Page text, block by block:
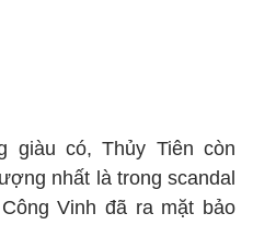
giàu có, Thủy Tiên còn
nhất là trong scandal
Vinh đã ra mặt bảo